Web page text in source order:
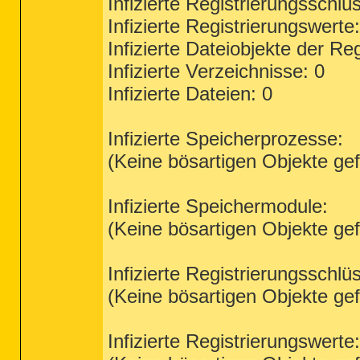
Infizierte
Infizierte Dateiobjekte der
Infizierte Verzeichnisse: 0
Infizierte Dateien: 0
Infizierte Speicherprozesse:
(Keine bösartigen Objekte
Infizierte Speichermodule:
(Keine bösartigen Objekte
Infizierte
(Keine bösartigen Objekte
Infizierte Registrierungswerte: